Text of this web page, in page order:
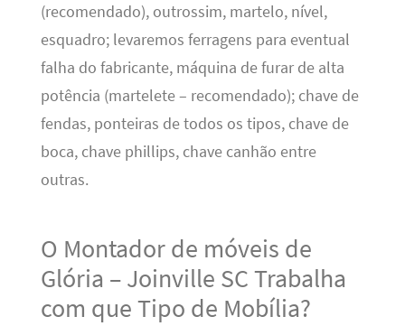
(recomendado), outrossim, martelo, nível,
esquadro; levaremos ferragens para eventual
falha do fabricante, máquina de furar de alta
potência (martelete – recomendado); chave de
fendas, ponteiras de todos os tipos, chave de
boca, chave phillips, chave canhão entre
outras.
O Montador de móveis de
Glória – Joinville SC Trabalha
com que Tipo de Mobília?